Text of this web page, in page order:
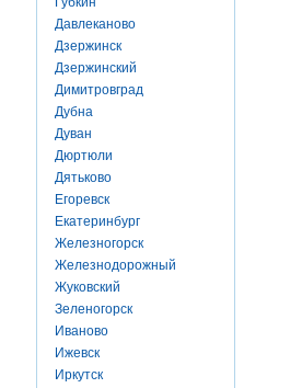
Давлеканово
Дзержинск
Дзержинский
Димитровград
Дубна
Дуван
Дюртюли
Дятьково
Егоревск
Екатеринбург
Железногорск
Железнодорожный
Жуковский
Зеленогорск
Иваново
Ижевск
Иркутск